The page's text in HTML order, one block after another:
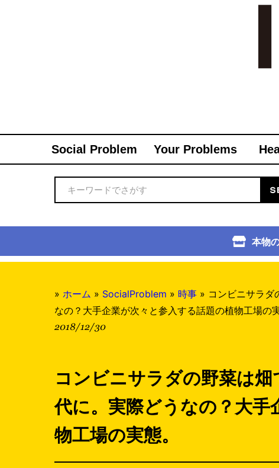
Social Problem Your Problems
本物
» ホーム » SocialProblem » 時事 » コンビニサラダ
なの？大手企業が次々と参入する話題の植物工場の実
2018/12/30
コンビニサラダの野菜は
代に。実際どうなの？大手
物工場の実態。